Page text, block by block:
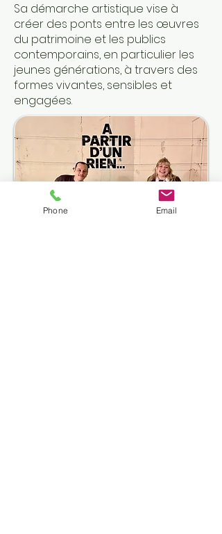
Sa démarche artistique vise à
créer des ponts entre les œuvres
du patrimoine et les publics
contemporains, en particulier les
jeunes générations, à travers des
formes vivantes, sensibles et
engagées.
Phone Email